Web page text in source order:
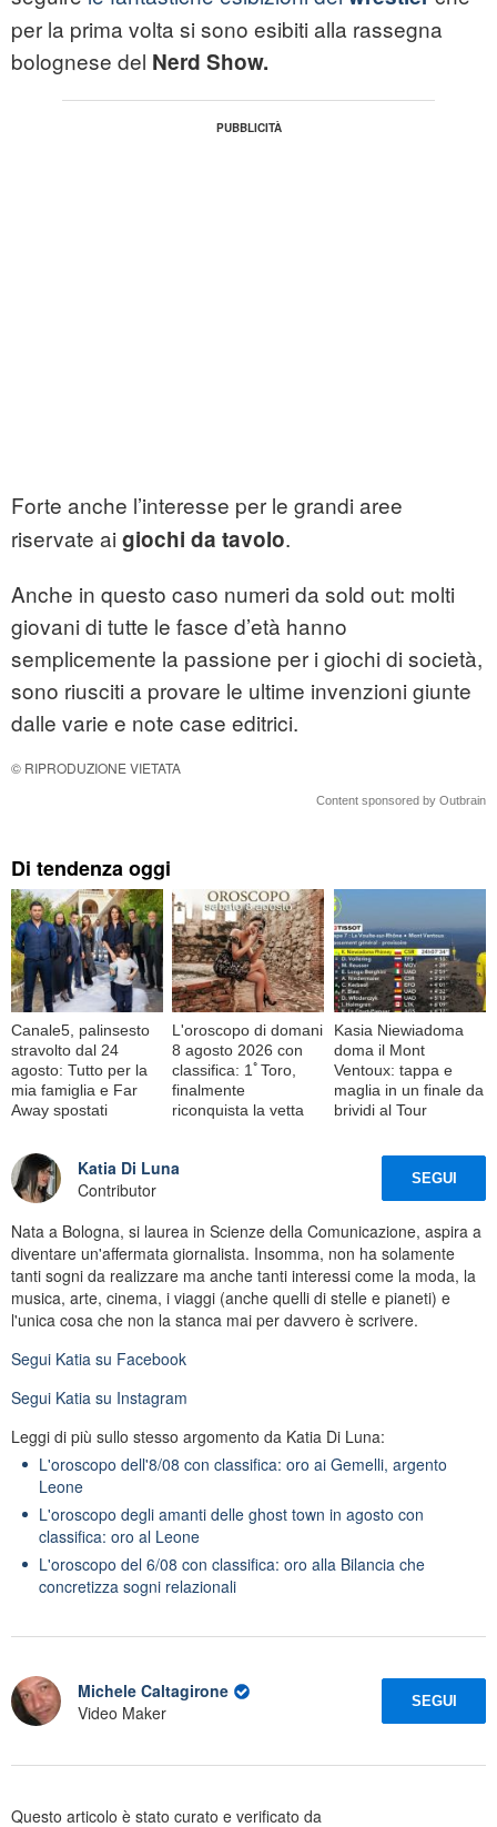
per la prima volta si sono esibiti alla rassegna
bolognese del Nerd Show.
Forte anche l’interesse per le grandi aree
riservate ai giochi da tavolo.
Anche in questo caso numeri da sold out: molti
giovani di tutte le fasce d’età hanno
semplicemente la passione per i giochi di società,
sono riusciti a provare le ultime invenzioni giunte
dalle varie e note case editrici.
© RIPRODUZIONE VIETATA
Content sponsored by Outbrain
Di tendenza oggi
Canale5, palinsesto
stravolto dal 24
agosto: Tutto per la
mia famiglia e Far
Away spostati
L'oroscopo di domani
8 agosto 2026 con
classifica: 1ﾟToro,
finalmente
riconquista la vetta
Kasia Niewiadoma
doma il Mont
Ventoux: tappa e
maglia in un finale da
brividi al Tour
Katia Di Luna
Contributor
SEGUI
Nata a Bologna, si laurea in Scienze della Comunicazione, aspira a
diventare un'affermata giornalista. Insomma, non ha solamente
tanti sogni da realizzare ma anche tanti interessi come la moda, la
musica, arte, cinema, i viaggi (anche quelli di stelle e pianeti) e
l'unica cosa che non la stanca mai per davvero è scrivere.
Segui Katia su Facebook
Segui Katia su Instagram
Leggi di più sullo stesso argomento da Katia Di Luna:
L'oroscopo dell'8/08 con classifica: oro ai Gemelli, argento
Leone
L'oroscopo degli amanti delle ghost town in agosto con
classifica: oro al Leone
L'oroscopo del 6/08 con classifica: oro alla Bilancia che
concretizza sogni relazionali
Michele Caltagirone
Video Maker
SEGUI
Questo articolo è stato curato e verificato da